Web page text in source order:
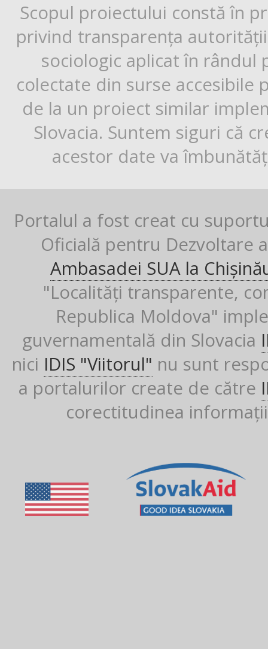
Scopul proiectului constă în
privind transparența
sociologic aplicat în rândul
colectate din surse
de la un proiect similar
Slovacia. Suntem siguri că
acestor date va
Portalul a fost creat cu
Oficială pentru Dezvoltare
Ambasadei SUA la
"Localități transparente,
Republica Moldova"
guvernamentală din Slovacia
nici IDIS "Viitorul" nu sunt
a portalurilor create de către
corectitudinea